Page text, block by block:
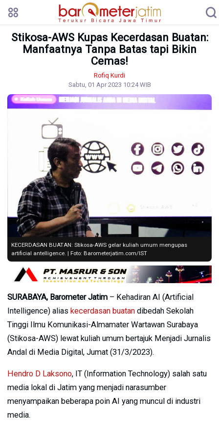
Stikosa-AWS Kupas Kecerdasan Buatan:
Manfaatnya Tanpa Batas tapi Bikin
Cemas!
Rofiq Kurdi
Sabtu, 01 Apr 2023 10:24 WIB
KECERDASAN BUATAN: Stikosa-AWS gelar kuliah umum mengupas
artificial antelligence. | Foto: Barometerjatim.com/IST
SURABAYA, Barometer Jatim – Kehadiran AI (Artificial
Intelligence) alias kecerdasan buatan dibedah Sekolah
Tinggi Ilmu Komunikasi-Almamater Wartawan Surabaya
(Stikosa-AWS) lewat kuliah umum bertajuk Menjadi Jurnalis
Andal di Media Digital, Jumat (31/3/2023).
Hendro D Laksono, IT (Information Technology) salah satu
media lokal di Jatim yang menjadi narasumber
menyampaikan beberapa poin AI yang muncul di industri
media.